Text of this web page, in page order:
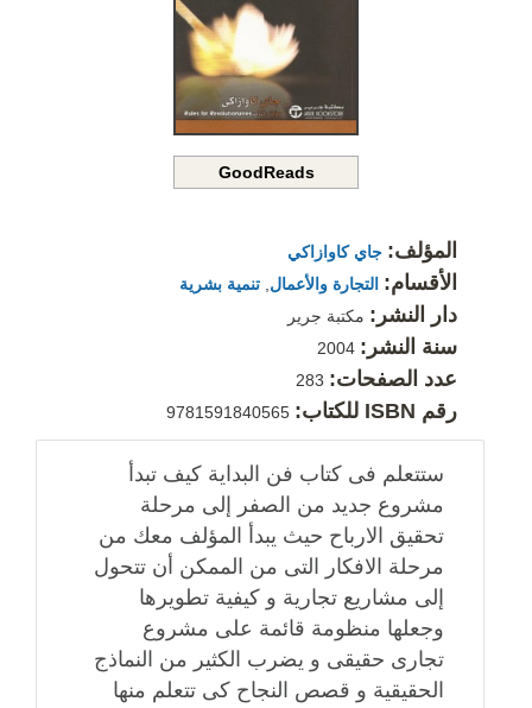
GoodReads
المؤلف: جاي كاوازاكي
الأقسام: التجارة والأعمال, تنمية بشرية
دار النشر: مكتبة جرير
سنة النشر:
عدد الصفحات:
رقم ISBN للكتاب: 9781591840565
ستتعلم فى كتاب فن البداية كيف تبدأ
مشروع جديد من الصفر إلى مرحلة
تحقيق الارباح حيث يبدأ المؤلف معك من
مرحلة الافكار التى من الممكن أن تتحول
إلى مشاريع تجارية و كيفية تطويرها
وجعلها منظومة قائمة على مشروع
تجارى حقيقى و يضرب الكثير من النماذج
الحقيقية و قصص النجاح كى تتعلم منها